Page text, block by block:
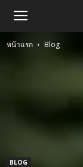
หน้าแรก Blog
BLOG